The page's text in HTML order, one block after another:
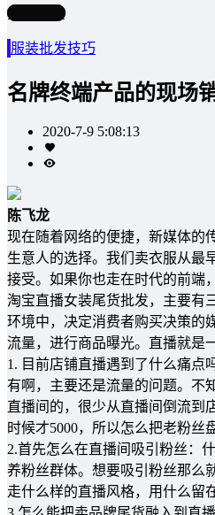
写文章
服装批发技巧
名牌终端产品的现场
2020-7-9 5:08:13
陈飞龙
现在随着网络的便捷，新媒体的
生意人的选择。我们卖衣服从最
接受。如果你也走在时代的前端
淘宝直播女装尾货批发，主要有
环境中，决定消费者购买决策的
流量，进行商品曝光。直播就是
1. 目前店铺直播遇到了什么痛点
有啊，主要还是流量的问题。不
直播间的，很少从直播间倒流到
时候才5000，所以怎么把老粉
2.首先怎么在直播间吸引粉丝：
养粉丝群体。想要吸引粉丝那么
走什么样的直播风格，用什么留